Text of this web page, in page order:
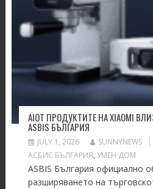
AIOT ПРОДУКТИТЕ НА XIAOMI
ASBIS БЪЛГАРИЯ
JULY 1, 2026 SUNNYNEWS
АСБИС БЪЛГАРИЯ, УМЕН ДОМ
ASBIS България официално
разширяването на